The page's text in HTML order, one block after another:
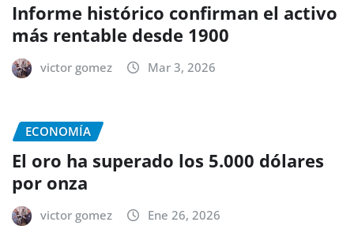
Informe histórico confirman el activo
más rentable desde 1900
victor gomez Mar 3, 2026
ECONOMÍA
El oro ha superado los 5.000 dólares
por onza
victor gomez Ene 26, 2026